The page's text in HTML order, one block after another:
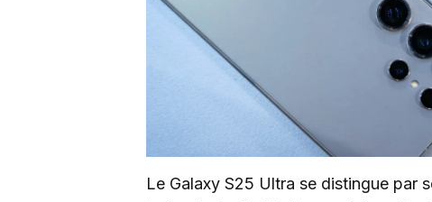
Le Galaxy S25 Ultra se distingue par